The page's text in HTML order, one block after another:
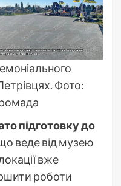
Фото:
підготовку до
веде від музею
вже
роботи